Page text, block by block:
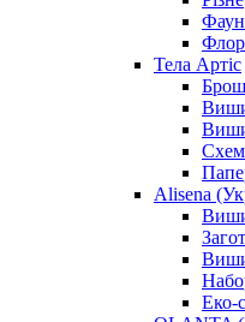
Тела Артіс
Alisena
Еко-